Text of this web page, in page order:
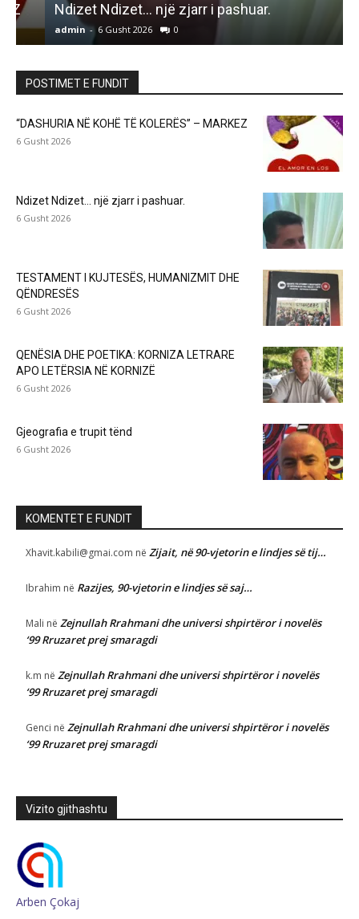
Ndizet Ndizet… një zjarr i pashuar.
admin - 6 Gusht 2026 0
POSTIMET E FUNDIT
“DASHURIA NË KOHË TË KOLERËS” – MARKEZ
6 Gusht 2026
Ndizet Ndizet… një zjarr i pashuar.
6 Gusht 2026
TESTAMENT I KUJTESËS, HUMANIZMIT DHE
QËNDRESËS
6 Gusht 2026
QENËSIA DHE POETIKA: KORNIZA LETRARE
APO LETËRSIA NË KORNIZË
6 Gusht 2026
Gjeografia e trupit tënd
6 Gusht 2026
KOMENTET E FUNDIT
Xhavit.kabili@gmai.com në Zijait, në 90-vjetorin e lindjes së tij…
Ibrahim në Razijes, 90-vjetorin e lindjes së saj…
Mali në Zejnullah Rrahmani dhe universi shpirtëror i novelës
‘99 Rruzaret prej smaragdi
k.m në Zejnullah Rrahmani dhe universi shpirtëror i novelës
‘99 Rruzaret prej smaragdi
Genci në Zejnullah Rrahmani dhe universi shpirtëror i novelës
‘99 Rruzaret prej smaragdi
Vizito gjithashtu
Arben Çokaj